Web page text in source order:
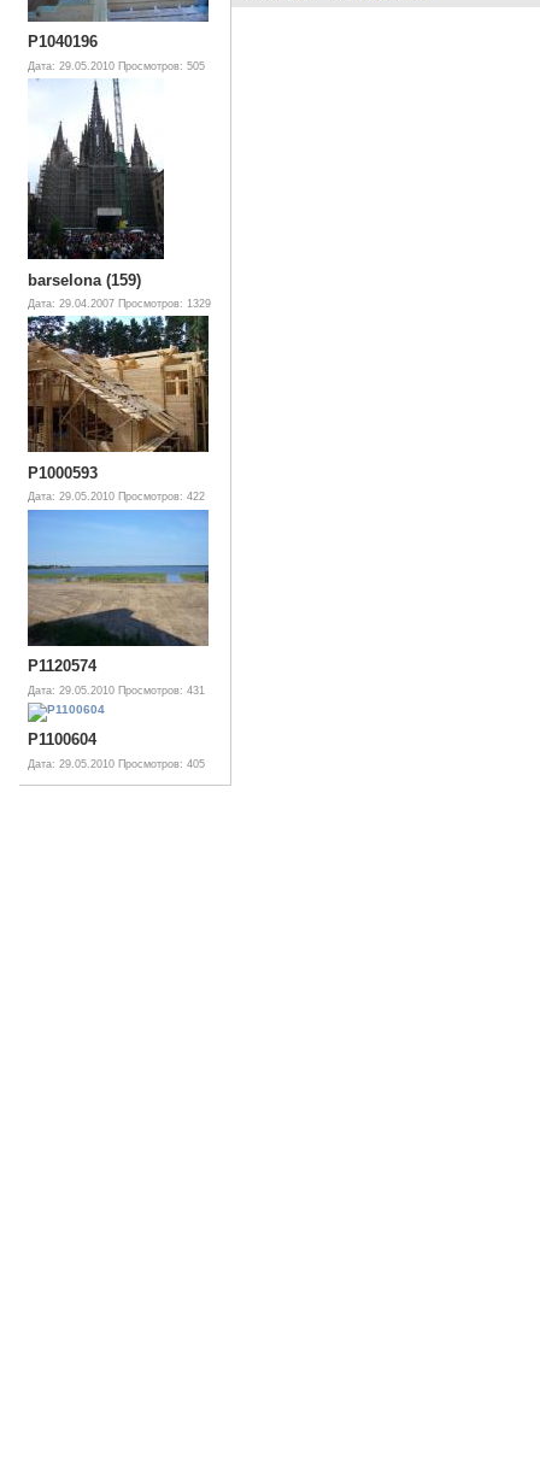
P1040196
Дата: 29.05.2010 Просмотров: 505
barselona (159)
Дата: 29.04.2007 Просмотров: 1329
P1000593
Дата: 29.05.2010 Просмотров: 422
P1120574
Дата: 29.05.2010 Просмотров: 431
P1100604
Дата: 29.05.2010 Просмотров: 405